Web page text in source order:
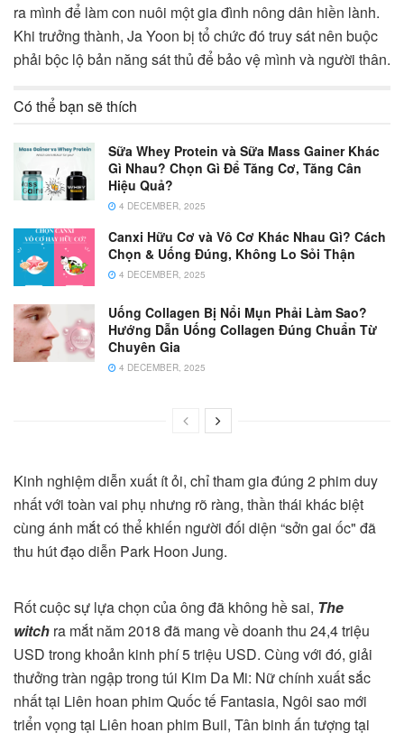
ra mình để làm con nuôi một gia đình nông dân hiền lành.
Khi trưởng thành, Ja Yoon bị tổ chức đó truy sát nên buộc
phải bộc lộ bản năng sát thủ để bảo vệ mình và người thân.
Có thể bạn sẽ thích
Sữa Whey Protein và Sữa Mass Gainer Khác
Gì Nhau? Chọn Gì Để Tăng Cơ, Tăng Cân
Hiệu Quả?
4 DECEMBER, 2025
Canxi Hữu Cơ và Vô Cơ Khác Nhau Gì? Cách
Chọn & Uống Đúng, Không Lo Sỏi Thận
4 DECEMBER, 2025
Uống Collagen Bị Nổi Mụn Phải Làm Sao?
Hướng Dẫn Uống Collagen Đúng Chuẩn Từ
Chuyên Gia
4 DECEMBER, 2025
Kinh nghiệm diễn xuất ít ỏi, chỉ tham gia đúng 2 phim duy
nhất với toàn vai phụ nhưng rõ ràng, thần thái khác biệt
cùng ánh mắt có thể khiến người đối diện “sởn gai ốc" đã
thu hút đạo diễn Park Hoon Jung.
Rốt cuộc sự lựa chọn của ông đã không hề sai, The
witch ra mắt năm 2018 đã mang về doanh thu 24,4 triệu
USD trong khoản kinh phí 5 triệu USD. Cùng với đó, giải
thưởng tràn ngập trong túi Kim Da Mi: Nữ chính xuất sắc
nhất tại Liên hoan phim Quốc tế Fantasia, Ngôi sao mới
triển vọng tại Liên hoan phim Buil, Tân binh ấn tượng tại